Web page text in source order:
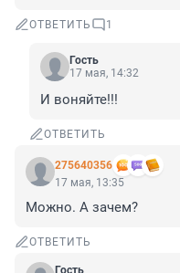
ОТВЕТИТЬ 1
Гость
17 мая, 14:32
И воняйте!!!
ОТВЕТИТЬ
275640356
17 мая, 13:35
Можно. А зачем?
ОТВЕТИТЬ
Гость